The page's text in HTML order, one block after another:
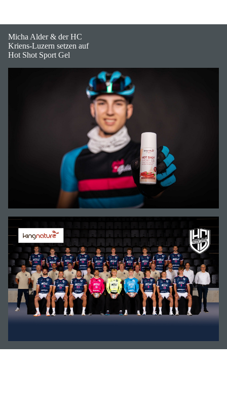
Micha Alder & der HC
Kriens-Luzern setzen auf
Hot Shot Sport Gel